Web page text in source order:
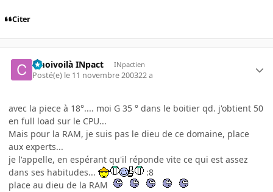
Citer
cmoivoilà INpact INpactien
Posté(e) le 11 novembre 200322 a
avec la piece à 18°.... moi G 35 ° dans le boitier qd. j'obtient 50
en full load sur le CPU...
Mais pour la RAM, je suis pas le dieu de ce domaine, place
aux experts...
je l'appelle, en espérant qu'il réponde vite ce qui est assez
dans ses habitudes...
:8
place au dieu de la RAM